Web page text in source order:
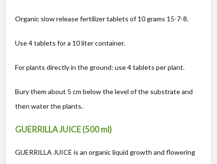
Organic slow release fertilizer tablets of 10 grams 15-7-8.
Use 4 tablets for a 10 liter container.
For plants directly in the ground: use 4 tablets per plant.
Bury them about 5 cm below the level of the substrate and
then water the plants.
GUERRILLA JUICE (500 ml)
GUERRILLA JUICE is an organic liquid growth and flowering